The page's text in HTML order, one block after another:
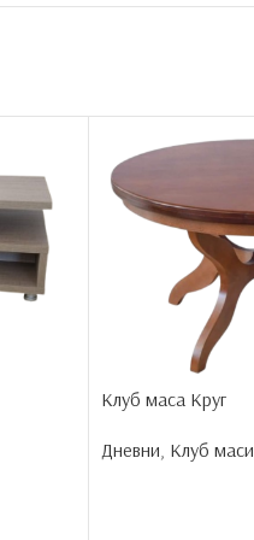
Клуб маса Круг
Дневни, Клуб маси